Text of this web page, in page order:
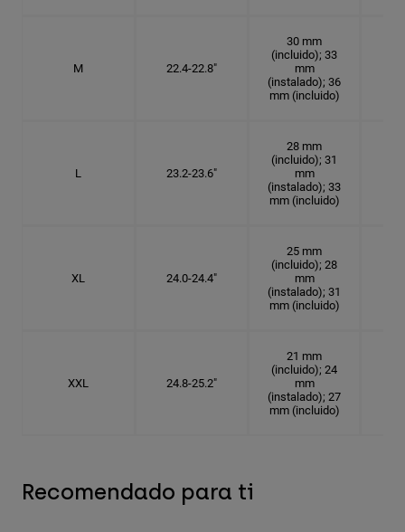
M 22.4-22.8"
30 mm
(incluido); 33
mm
(instalado); 36
mm (incluido)
L 23.2-23.6"
28 mm
(incluido); 31
mm
(instalado); 33
mm (incluido)
XL 24.0-24.4"
25 mm
(incluido); 28
mm
(instalado); 31
mm (incluido)
XXL 24.8-25.2"
21 mm
(incluido); 24
mm
(instalado); 27
mm (incluido)
Recomendado para ti